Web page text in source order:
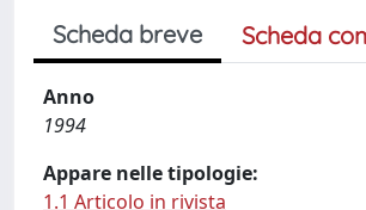
Scheda breve Scheda
Anno
1994
Appare nelle tipologie:
1.1 Articolo in rivista